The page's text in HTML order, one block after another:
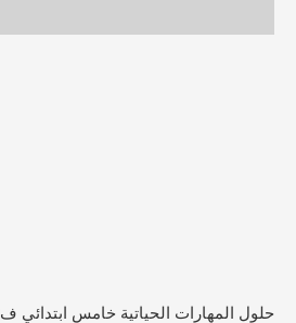
حلول المهارات الحياتية خامس ابتدائي ف3